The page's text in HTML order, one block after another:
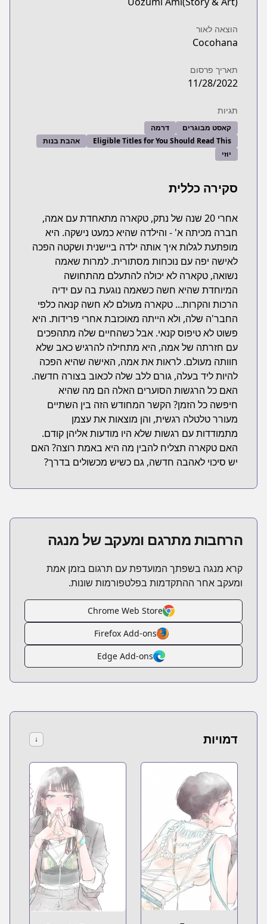
הוצאה לאור
Cocohana
תאריך פרסום
11/28/2022
תגיות
קאסט מבוגרים
דרמה
Eligible Titles for You Should Read This
אהבת בנות
יוזי
סקירה כללית
אחרי 20 שנה של נתק, טקארה מתאחדת עם אמה,
חברה מכיתה א' - והילדה שהיא כמעט נישקה. היא
מופתעת לגלות איך אותה ילדה ביישנית ושקטה הפכה
לאישה יפה עם נוכחות מסתורית. למרות שאמה
נשואה, טקארה לא יכולה להתעלם מהתחושה
המיוחדת שהיא חשה כשאמה נוגעת בה עם ידיה
הרכות והקרות... טקארה מעולם לא חשה קנאה כלפי
החבר'ה שלה, ולא הייתה מאוכזבת אחרי פרידות. היא
פשוט לא טיפוס קנאי. אבל כשהחיים שלה מתהפכים
עם חזרתה של אמה, היא מתחילה להרגיש כאב שלא
חוותה מעולם. לראות את אמה, האישה שהיא הפכה
להיות ליד בעלה, גורם ללב שלה לכאוב בצורה חדשה.
האם כל הרגשות הסוערים האלה הם מה שהיא
חיפשה כל הזמן? הקשר המחודש הזה בין השתיים
מעורר טלטלה רגשית, והן מוצאות את עצמן
מתמודדות עם רגשות שלא היו מודעות אליהן קודם.
האם טקארה תצליח להבין מה היא באמת רוצה? האם
יש סיכוי לאהבה חדשה, גם כשיש מכשולים בדרך?
הרחבות מתרגם ומעקב של מנגה
קרא מנגה בשפתך המועדפת עם תרגום בזמן אמת
ומעקב אחר ההתקדמות בפלטפורמות שונות.
Chrome Web Store
Firefox Add-ons
Edge Add-ons
דמויות ↓